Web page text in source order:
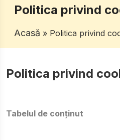
Politica privind
Acasă » Politica privind
Politica privind
Tabelul de conținut